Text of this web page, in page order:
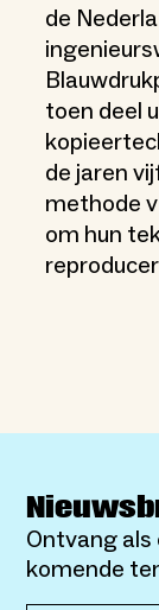
de
toen deel
de jaren
methode
om hun
Ontvang
komende